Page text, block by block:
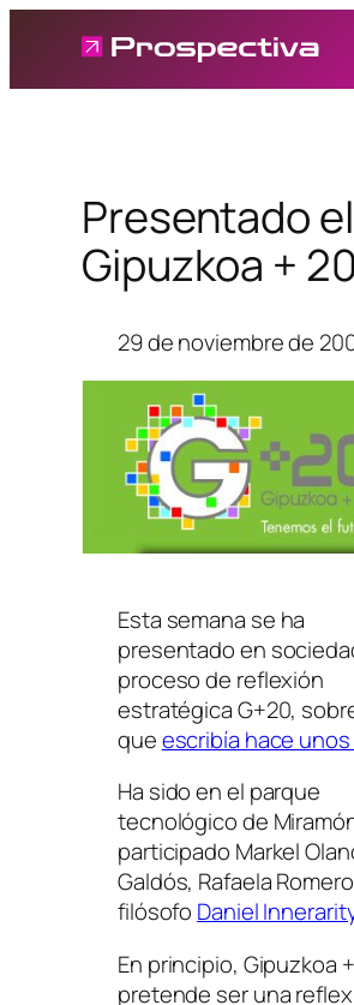
contenido
Presentado el
Gipuzkoa + 20
29 de noviembre de
Esta semana se ha
presentado en
proceso de reflexión
estratégica G+20,
queescribía hace unos
Ha sido en el parque
tecnológico de
participado Markel
Galdós, Rafaela
filósofo Daniel
En principio, Gipuzkoa
pretende ser una